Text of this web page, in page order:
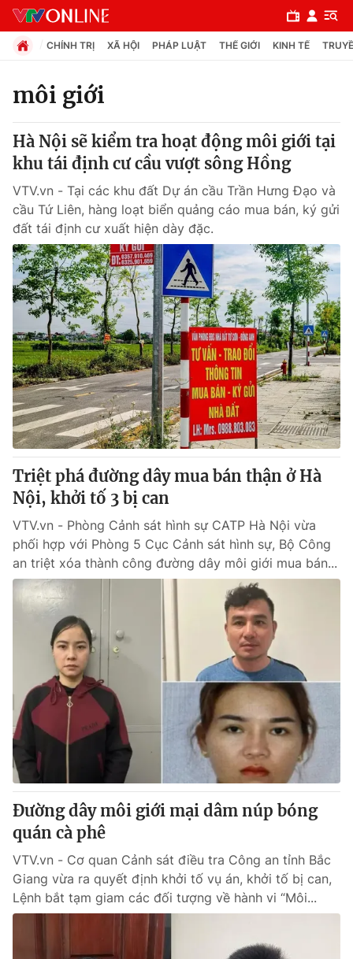
Chuyên mục
Chính trị
Xã hội
Pháp luật
Y tế
Thế giới
Tin tức
Thế giới đó đây
Câu chuyện quốc tế
Kinh tế
Tài chính
Thị trường
Góc doanh nghiệp
Dữ liệu và đời sống
Truyền hình
Phim VTV
Hậu trường
Nhân vật
Khán giả
Giải sao mai
Giải trí
Điện ảnh
Âm nhạc
Đời sống
Du lịch
Làm đẹp
Chất lượng cuộc sống
Giáo dục
Tuyển sinh
Học trực tuyến
Công nghệ
Hitech Công nghệ tương lai
Sản phẩm
Thị trường
Tư vấn
Giao lưu trực tuyến
Lịch phát sóng
Chuyên mục khác
Emagazine
Photo Infographic
CHÍNH TRỊ XÃ HỘI PHÁP LUẬT THẾ GIỚI KINH TẾ
môi giới
Hà Nội sẽ kiểm tra hoạt động môi giới tại
khu tái định cư cầu vượt sông Hồng
VTV.vn - Tại các khu đất Dự án cầu Trần Hưng Đạo và
cầu Tứ Liên, hàng loạt biển quảng cáo mua bán, ký gửi
đất tái định cư xuất hiện dày đặc.
Triệt phá đường dây mua bán thận ở Hà
Nội, khởi tố 3 bị can
VTV.vn - Phòng Cảnh sát hình sự CATP Hà Nội vừa
phối hợp với Phòng 5 Cục Cảnh sát hình sự, Bộ Công
an triệt xóa thành công đường dây môi giới mua bán...
Đường dây môi giới mại dâm núp bóng
quán cà phê
VTV.vn - Cơ quan Cảnh sát điều tra Công an tỉnh Bắc
Giang vừa ra quyết định khởi tố vụ án, khởi tố bị can,
Lệnh bắt tạm giam các đối tượng về hành vi “Môi...